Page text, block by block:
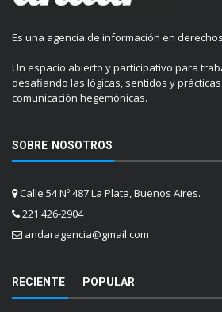
Es una agencia de información en
Un espacio abierto y participativo para
desafiando las lógicas, sentidos y
comunicación hegemónicas.
SOBRE NOSOTROS
Calle 54 Nº 487 La Plata, Buenos Aires.
221 426-2904
andaragencia@gmail.com
RECIENTE POPULAR